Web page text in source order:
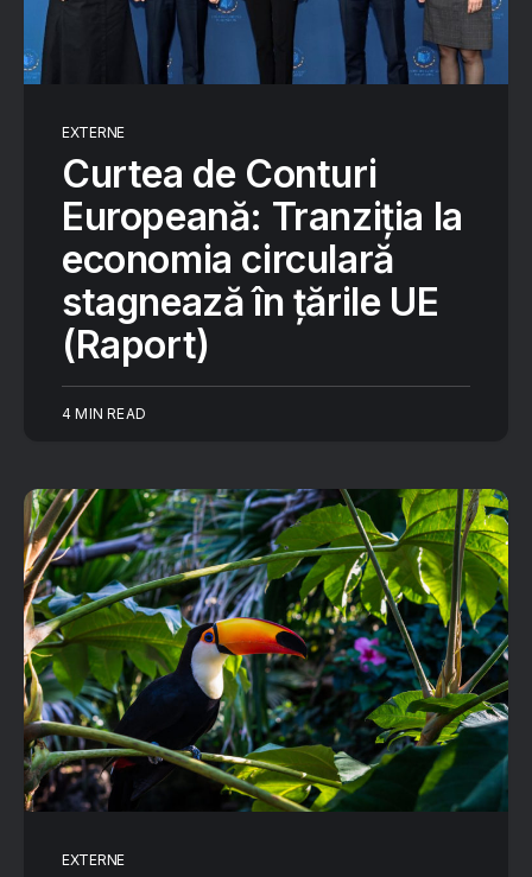
EXTERNE
Curtea de Conturi
Europeană: Tranziția la
economia circulară
stagnează în țările UE
(Raport)
4 MIN READ
EXTERNE